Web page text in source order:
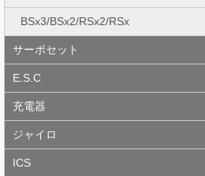
BSx3/BSx2/RSx2/RSx
サーボセット
E.S.C
充電器
ジャイロ
ICS